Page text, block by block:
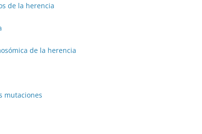
de la herencia
de la herencia
mutaciones